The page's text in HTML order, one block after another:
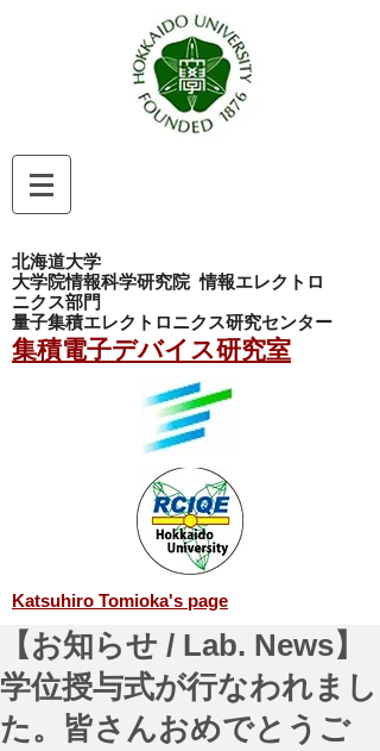
北海道大学
大学院情報科学研究院情報エレクトロ
ニクス部門
量子集積エレクトロニクス研究センター
集積電子デバイス研究室
Katsuhiro Tomioka's page
【お知らせ / Lab. News】
学位授与式が行なわれまし
た。皆さんおめでとうご